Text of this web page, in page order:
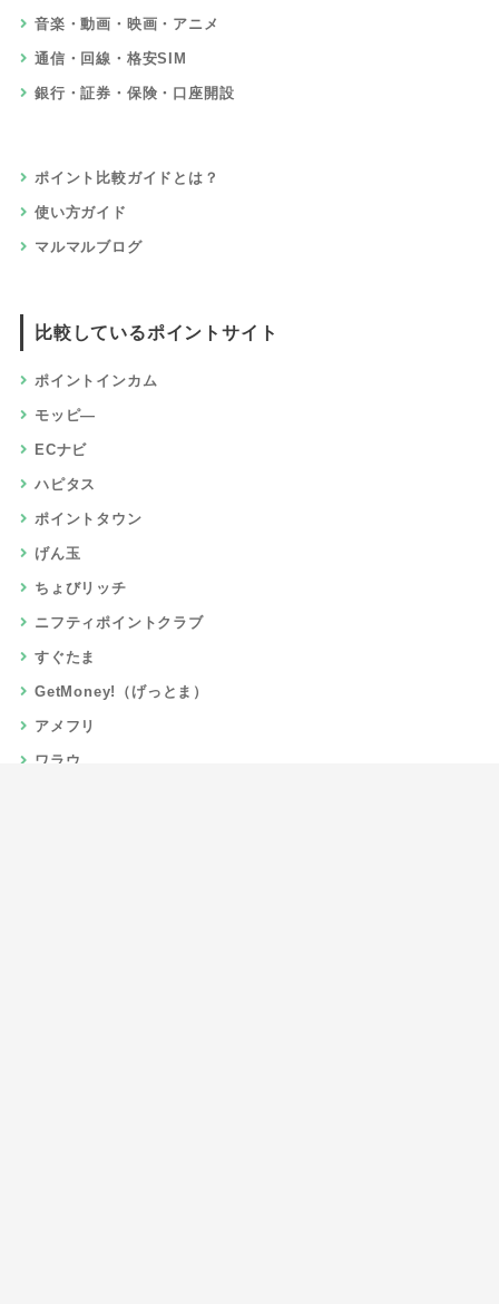
音楽・動画・映画・アニメ
通信・回線・格安SIM
銀行・証券・保険・口座開設
ポイント比較ガイドとは？
使い方ガイド
マルマルブログ
比較しているポイントサイト
ポイントインカム
モッピ―
ECナビ
ハピタス
ポイントタウン
げん玉
ちょびリッチ
ニフティポイントクラブ
すぐたま
GetMoney!（げっとま）
アメフリ
ワラウ